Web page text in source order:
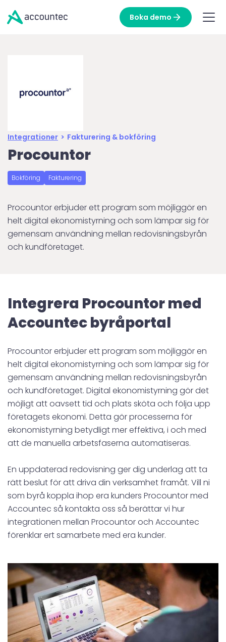
Boka demo
Integrationer > Fakturering & bokföring
Procountor
Bokföring Fakturering
Procountor erbjuder ett program som möjliggör en
helt digital ekonomistyrning och som lämpar sig för
gemensam användning mellan redovisningsbyrån
och kundföretaget.
Integrera Procountor med
Accountec byråportal
Procountor erbjuder ett program som möjliggör en
helt digital ekonomistyrning och som lämpar sig för
gemensam användning mellan redovisningsbyrån
och kundföretaget. Digital ekonomistyrning gör det
möjligt att oavsett tid och plats sköta och följa upp
företagets ekonomi. Detta gör processerna för
ekonomistyrning betydligt mer effektiva, i och med
att de manuella arbetsfaserna automatiseras.
En uppdaterad redovisning ger dig underlag att ta
rätt beslut för att driva din verksamhet framåt. Vill ni
som byrå koppla ihop era kunders Procountor med
Accountec så kontakta oss så berättar vi hur
integrationen mellan Procountor och Accountec
förenklar ert samarbete med era kunder.